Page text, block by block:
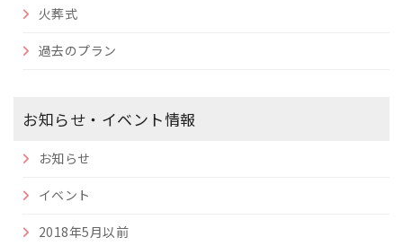
火葬式
過去のプラン
お知らせ・イベント情報
お知らせ
イベント
2018年5月以前